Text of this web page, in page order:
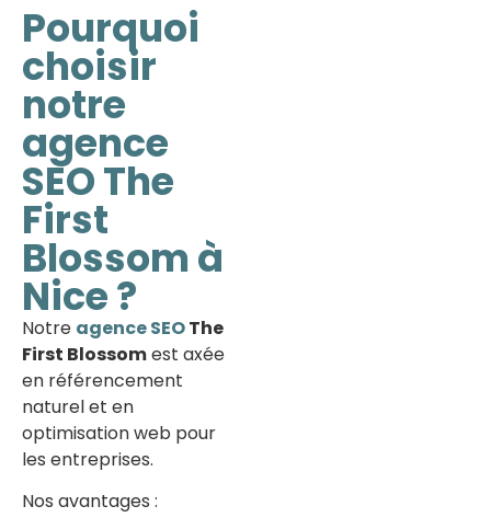
Pourquoi
choisir
notre
agence
SEO The
First
Blossom à
Nice ?
Notre agence SEOThe
First Blossomest axée
en référencement
naturel et en
optimisation web pour
les entreprises.
Nos avantages :